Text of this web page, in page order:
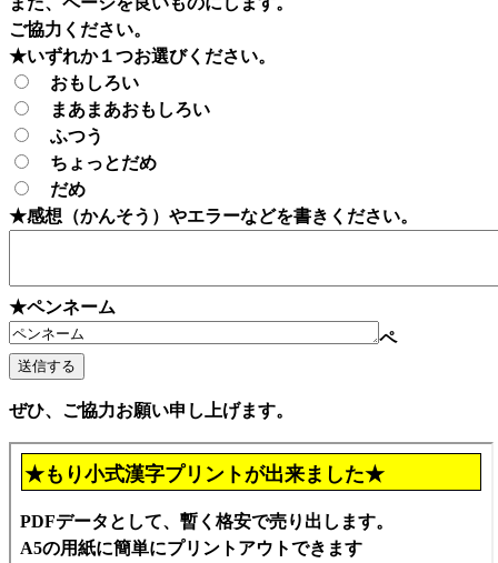
ご協力ください。
★いずれか１つお選びください。
おもしろい
まあまあおもしろい
ふつう
ちょっとだめ
だめ
★感想（かんそう）やエラーなどを書きください。
★ペンネーム
ペ
ぜひ、ご協力お願い申し上げます。